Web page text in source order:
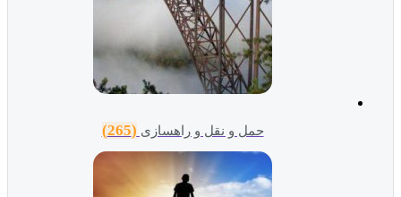
حمل و نقل و راهسازی (265)